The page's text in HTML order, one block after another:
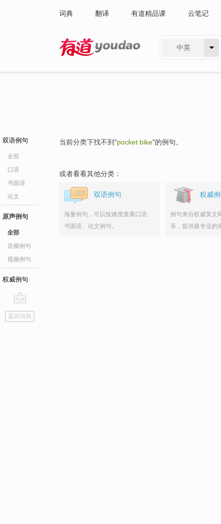
词典 翻译 有道精品课 云笔记
中英
双语例句
全部
口语
书面语
论文
原声例句
全部
音频例句
视频例句
权威例句
go
top
返回词典
当前分类下找不到"pocket bike"的例句。
或者看看其他分类：
双语例句
海量例句，可以按难度查看口语、
书面语、论文例句。
权威
例句来自权威英文
等，提供最专业的